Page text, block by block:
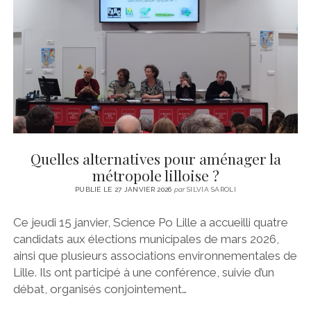
Quelles alternatives pour aménager la
métropole lilloise ?
PUBLIÉ LE 27 JANVIER 2026 parSILVIA SAROLI
Ce jeudi 15 janvier, Science Po Lille a accueilli quatre
candidats aux élections municipales de mars 2026,
ainsi que plusieurs associations environnementales de
Lille. Ils ont participé à une conférence, suivie d’un
débat, organisés conjointement…